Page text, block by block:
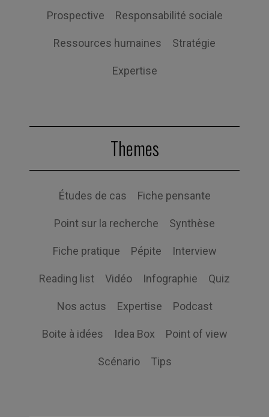
Prospective Responsabilité sociale
Ressources humaines Stratégie
Expertise
Themes
Études de cas Fiche pensante
Point sur la recherche Synthèse
Fiche pratique Pépite Interview
Reading list Vidéo Infographie Quiz
Nos actus Expertise Podcast
Boite à idées Idea Box Point of view
Scénario Tips